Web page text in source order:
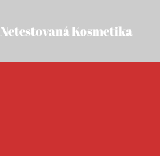
Netestovaná Kosmetika